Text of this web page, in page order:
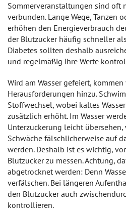
Sommerveranstaltungen sind oft
verbunden. Lange Wege, Tanzen
erhöhen den Energieverbrauch
der Blutzucker häufig schneller
Diabetes sollten deshalb
und regelmäßig ihre Werte
Wird am Wasser gefeiert,
Herausforderungen hinzu.
Stoffwechsel, wobei kaltes
zusätzlich erhöht. Im Wasser
Unterzuckerung leicht
Schwäche fälschlicherweise auf
werden. Deshalb ist es wichtig,
Blutzucker zu messen. Achtung,
abgetrocknet werden: Denn
verfälschen. Bei längeren
den Blutzucker auch
kontrollieren.